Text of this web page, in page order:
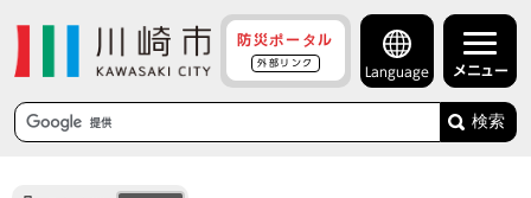
防災ポータル
外部リンク
Language メニュー
検索